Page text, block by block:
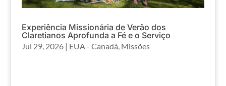
Experiência Missionária de Verão dos
Claretianos Aprofunda a Fé e o Serviço
Jul 29, 2026| EUA - Canadá, Missões